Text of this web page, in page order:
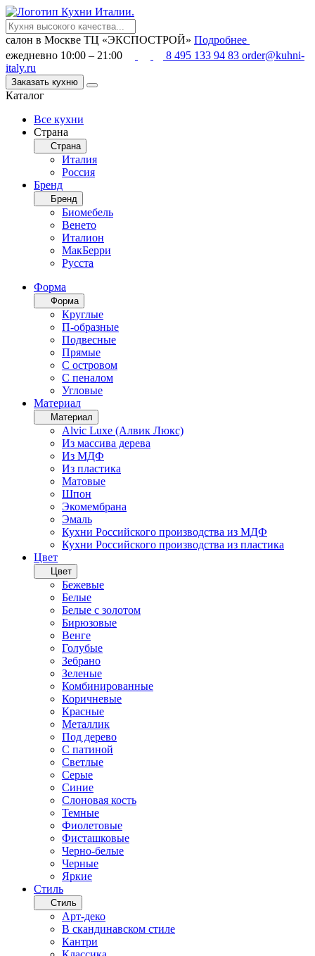
салон в Москве ТЦ «ЭКСПОСТРОЙ» Подробнее
ежедневно 10:00 – 21:00
8 495 133 94 83 order@kuhni-
italy.ru
Заказать кухню
Каталог
Все кухни
Страна
Страна
Италия
Россия
Бренд
Бренд
Биомебель
Венето
Италион
МакБерри
Русста
Форма
Форма
Круглые
П-образные
Подвесные
Прямые
С островом
С пеналом
Угловые
Материал
Материал
Alvic Luxe (Алвик Люкс)
Из массива дерева
Из МДФ
Из пластика
Матовые
Шпон
Экомембрана
Эмаль
Кухни Российского производства из МДФ
Кухни Российского производства из пластика
Цвет
Цвет
Бежевые
Белые
Белые с золотом
Бирюзовые
Венге
Голубые
Зебрано
Зеленые
Комбинированные
Коричневые
Красные
Металлик
Под дерево
С патиной
Светлые
Серые
Синие
Слоновая кость
Темные
Фиолетовые
Фисташковые
Черно-белые
Черные
Яркие
Стиль
Стиль
Арт-деко
В скандинавском стиле
Кантри